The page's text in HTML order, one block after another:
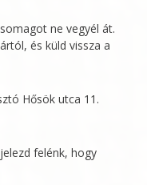
ne vegyél át.
és küld vissza a
Hősök utca 11.
felénk, hogy